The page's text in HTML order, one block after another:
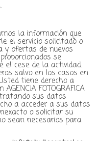
.
la información que
el servicio solicitado o
y ofertas de nuevos
se
el cese de la actividad.
salvo en los casos en
tiene derecho a
FOTOGRAFICA
tratando sus datos
a acceder a sus datos
o solicitar su
sean necesarios para